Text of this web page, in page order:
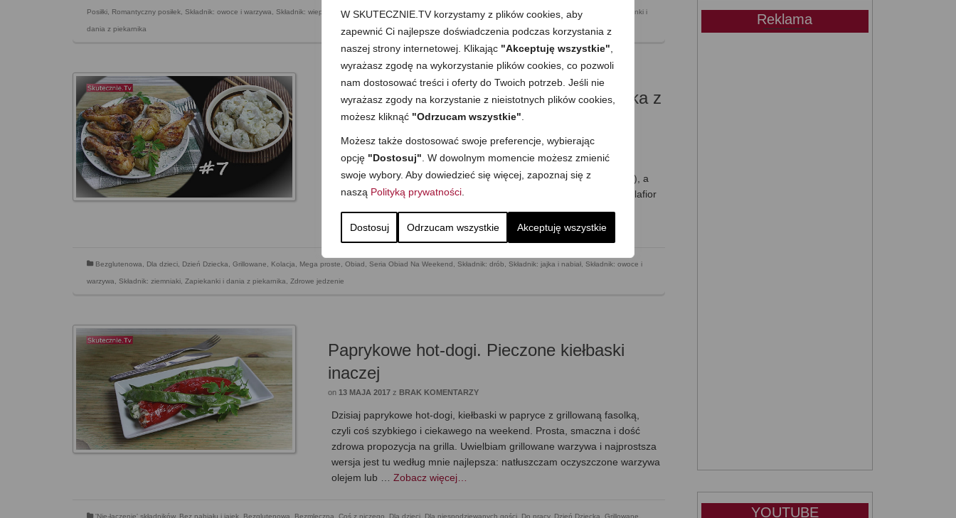
W SKUTECZNIE.TV korzystamy z plików cookies, aby
zapewnić Ci najlepsze doświadczenia podczas korzystania z
naszej strony internetowej. Klikając "Akceptuję wszystkie"
wyrażasz zgodę na wykorzystanie plików cookies, co pozwoli
nam dostosować treści i oferty do Twoich potrzeb. Jeśli nie
wyrażasz zgody na korzystanie z nieistotnych plików cookies,
możesz kliknąć "Odrzucam wszystkie"
Możesz także dostosować swoje preferencje, wybierając
opcję "Dostosuj" . W dowolnym momencie możesz zmienić
swoje wybory. Aby dowiedzieć się więcej, zapoznaj się z
naszą Polityką prywatności
Dostosuj Odrzucam wszystkie Akceptuję wszystkie
Posiłki, Romantyczny posiłek, Składnik: owoce i warzywa, Składnik: wieprzowina, Składnik: wołowina, Surówki i Sałatki,Sylwester i inne imprezowe ,Walentynki Zapiekanki i
dania z piekarnika
Obiad Na Weekend (odc.7) Soczyste udka z
grilla
19 MAJA 2017 z3 KOMENTARZE
Zapraszam na kolejny odcinek z serii Obiad Na Weekend –dzisiaj
soczyste udka drobiowe z grilla (udka czasem podmieniam na pałki), a
do tego opiekane gniecione ziemniaki w mundurkach i chrupiący kalafior
w sosie serowym. Pyszne, soczyste i dobrze doprawione mięso. …
Zobacz więcej…
Bezglutenowa, Dla dzieci, Dzień Dziecka, Grillowane, Kolacja, Mega proste, Obiad, Seria Obiad Na Weekend, Składnik: drób, Składnik: jajka i nabiał, Składnik: owoce i
warzywa, Składnik: ziemniaki, Zapiekanki i dania z piekarnika, Zdrowe jedzenie
Paprykowe hot-dogi. Pieczone kiełbaski
inaczej
on 13 MAJA 2017 z BRAK KOMENTARZY
Dzisiaj paprykowe hot-dogi, kiełbaski w papryce z grillowaną fasolką,
czyli coś szybkiego i ciekawego na weekend. Prosta, smaczna i dość
zdrowa propozycja na grilla. Uwielbiam grillowane warzywa i najprostsza
wersja jest tu według mnie najlepsza: natłuszczam oczyszczone warzywa
olejem lub …Zobacz więcej…
'Nie-łączenie' składników, Bez nabiału i jajek, Bezglutenowa, Bezmleczna, Coś z niczego, Dla dzieci, Dla niespodziewanych gości, Do pracy, Dzień Dziecka, Grillowane,
Reklama
YOUTUBE